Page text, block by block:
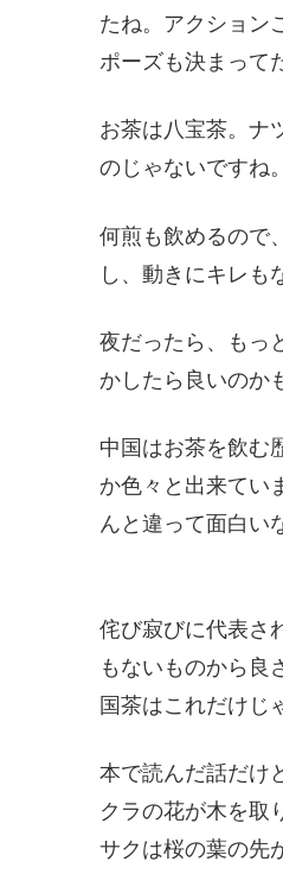
たね。アクション
ポーズも決まって
お茶は八宝茶。ナ
のじゃないですね
何煎も飲めるので
し、動きにキレも
夜だったら、もっ
かしたら良いのか
中国はお茶を飲む
か色々と出来てい
んと違って面白い
侘び寂びに代表さ
もないものから良
国茶はこれだけじ
本で読んだ話だけ
クラの花が木を取
サクは桜の葉の先